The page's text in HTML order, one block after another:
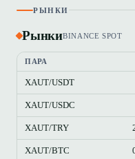
РЫНКИ
РынкиBINANCE SPOT
ПАРА
XAUT/USDT
XAUT/USDC
XAUT/TRY
XAUT/BTC